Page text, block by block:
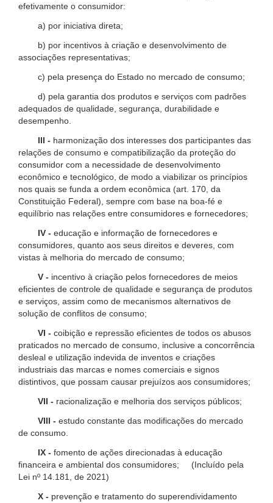
efetivamente o consumidor:
a) por iniciativa direta;
b) por incentivos à criação e desenvolvimento de
associações representativas;
c) pela presença do Estado no mercado de consumo;
d) pela garantia dos produtos e serviços com padrões
adequados de qualidade, segurança, durabilidade e
desempenho.
III - harmonização dos interesses dos participantes das
relações de consumo e compatibilização da proteção do
consumidor com a necessidade de desenvolvimento
econômico e tecnológico, de modo a viabilizar os princípios
nos quais se funda a ordem econômica (art. 170, da
Constituição Federal), sempre com base na boa-fé e
equilíbrio nas relações entre consumidores e fornecedores;
IV - educação e informação de fornecedores e
consumidores, quanto aos seus direitos e deveres, com
vistas à melhoria do mercado de consumo;
V - incentivo à criação pelos fornecedores de meios
eficientes de controle de qualidade e segurança de produtos
e serviços, assim como de mecanismos alternativos de
solução de conflitos de consumo;
VI - coibição e repressão eficientes de todos os abusos
praticados no mercado de consumo, inclusive a concorrência
desleal e utilização indevida de inventos e criações
industriais das marcas e nomes comerciais e signos
distintivos, que possam causar prejuízos aos consumidores;
VII - racionalização e melhoria dos serviços públicos;
VIII - estudo constante das modificações do mercado
de consumo.
IX - fomento de ações direcionadas à educação
financeira e ambiental dos consumidores; (Incluído pela
Lei nº 14.181, de 2021)
X - prevenção e tratamento do superendividamento